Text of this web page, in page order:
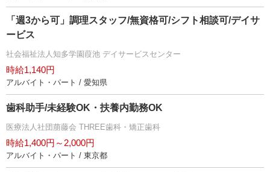
「週3から可」調理スタッフ/無資格可/シフト相談可/デイサ
ービス
社会福祉法人知多学園葭池 デイサービスセンター
時給1,140円
アルバイト・パート / 愛知県
歯科助手/未経験OK・扶養内勤務OK
医療法人社団萠藤会 THREE歯科・矯正歯科
時給1,400円～2,000円
アルバイト・パート / 東京都